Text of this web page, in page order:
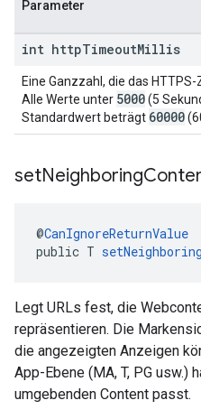
Parameter
int httpTimeoutMillis
Eine Ganzzahl, die das
Alle Werte unter 5000(5
Standardwert beträgt 60000
setNeighboring
@CanIgnoreReturnValue
public T
Legt URLs fest, die
repräsentieren. Die
die angezeigten Anzeigen
App-Ebene (MA, T, PG usw.)
umgebenden Content passt.